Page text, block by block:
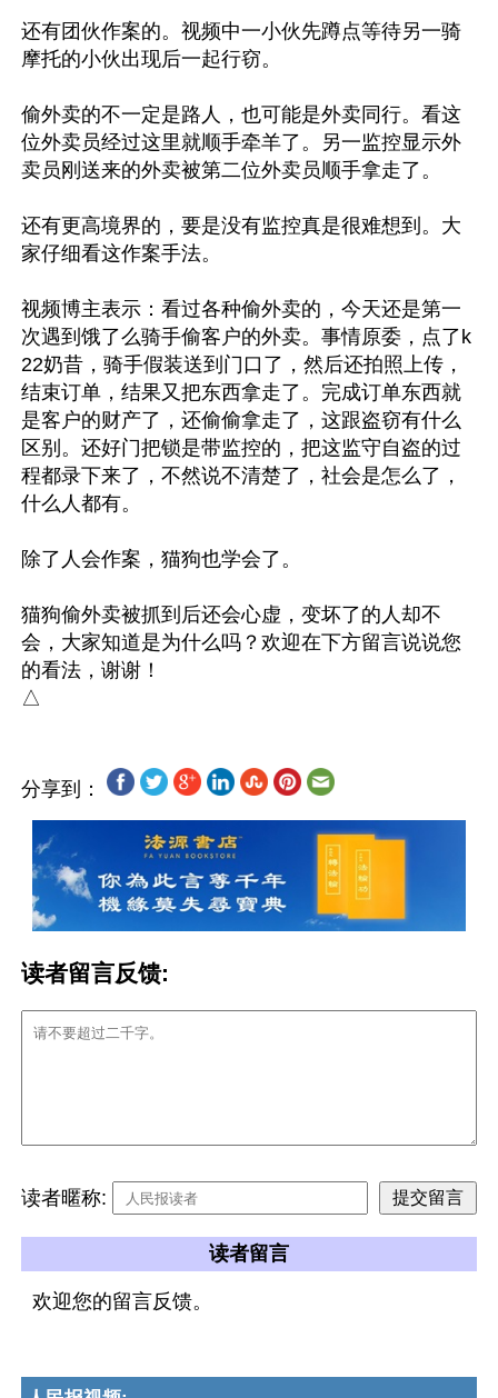
还有团伙作案的。视频中一小伙先蹲点等待另一骑
摩托的小伙出现后一起行窃。
偷外卖的不一定是路人，也可能是外卖同行。看这
位外卖员经过这里就顺手牵羊了。另一监控显示外
卖员刚送来的外卖被第二位外卖员顺手拿走了。
还有更高境界的，要是没有监控真是很难想到。大
家仔细看这作案手法。
视频博主表示：看过各种偷外卖的，今天还是第一
次遇到饿了么骑手偷客户的外卖。事情原委，点了k
22奶昔，骑手假装送到门口了，然后还拍照上传，
结束订单，结果又把东西拿走了。完成订单东西就
是客户的财产了，还偷偷拿走了，这跟盗窃有什么
区别。还好门把锁是带监控的，把这监守自盗的过
程都录下来了，不然说不清楚了，社会是怎么了，
什么人都有。
除了人会作案，猫狗也学会了。
猫狗偷外卖被抓到后还会心虚，变坏了的人却不
会，大家知道是为什么吗？欢迎在下方留言说说您
的看法，谢谢！
分享到：
读者留言反馈:
读者暱称:
读者留言
欢迎您的留言反馈。